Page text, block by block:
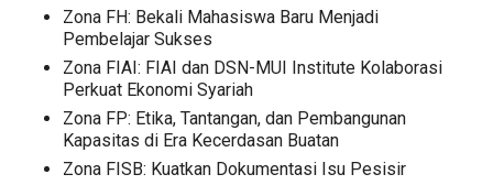
Zona FH: Bekali Mahasiswa Baru Menjadi
Pembelajar Sukses
Zona FIAI: FIAI dan DSN-MUI Institute Kolaborasi
Perkuat Ekonomi Syariah
Zona FP: Etika, Tantangan, dan Pembangunan
Kapasitas di Era Kecerdasan Buatan
Zona FISB: Kuatkan Dokumentasi Isu Pesisir